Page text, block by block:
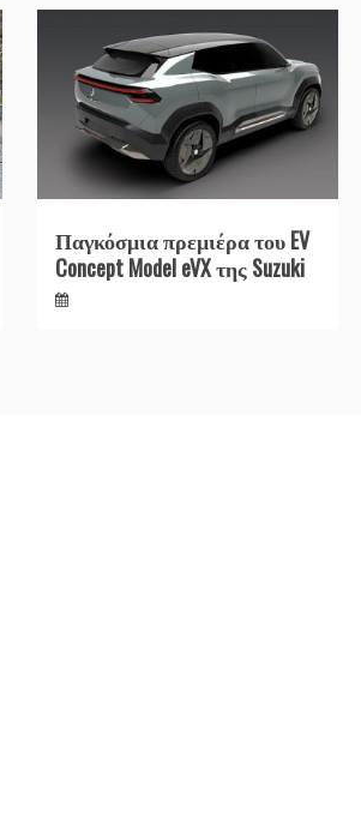
Παγκόσμια πρεμιέρα του EV
Concept Model eVX της Suzuki